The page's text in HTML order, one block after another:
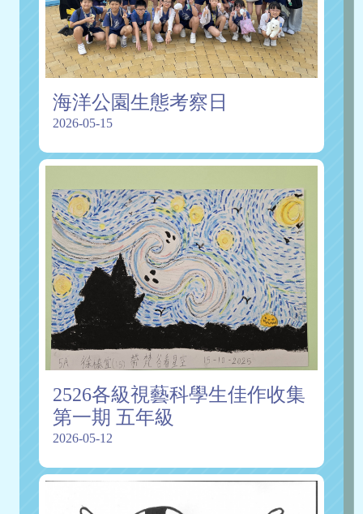
海洋公園生態考察日
2026-05-15
2526各級視藝科學生佳作收集
第一期 五年級
2026-05-12